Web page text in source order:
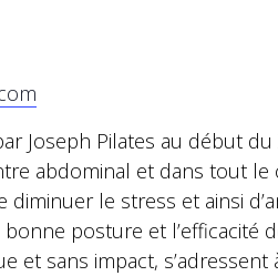
Joseph Pilates au début du
abdominal et dans tout
le stress et ainsi
posture et l’efficacité
et sans impact,